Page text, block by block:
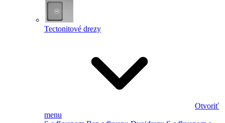
Tectonitové drezy
Otvoriť
menu